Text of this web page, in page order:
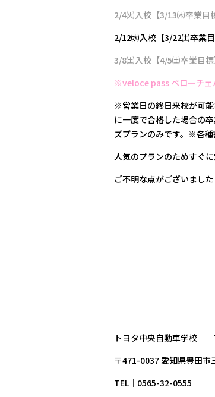
2/4㈫入校【3/13㈭卒業目
2/12㈬入校【3/22㈯卒業
3/8㈯入校【4/5㈯卒業目標
※veloce pass ベローチェ
※営業日の終日来校が可
に一度で合格した場合の
ズプランのみです。※各
人気のプランのためすぐ
ご不明な点がございまし
トヨタ中央自動車学校
〒471-0037 愛知県豊田市
TEL｜0565-32-0555